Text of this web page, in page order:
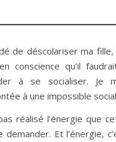
conscience qu’il
à se socialiser. Je
à une impossible
réalisé l’énergie que
demander. Et l’énergie,